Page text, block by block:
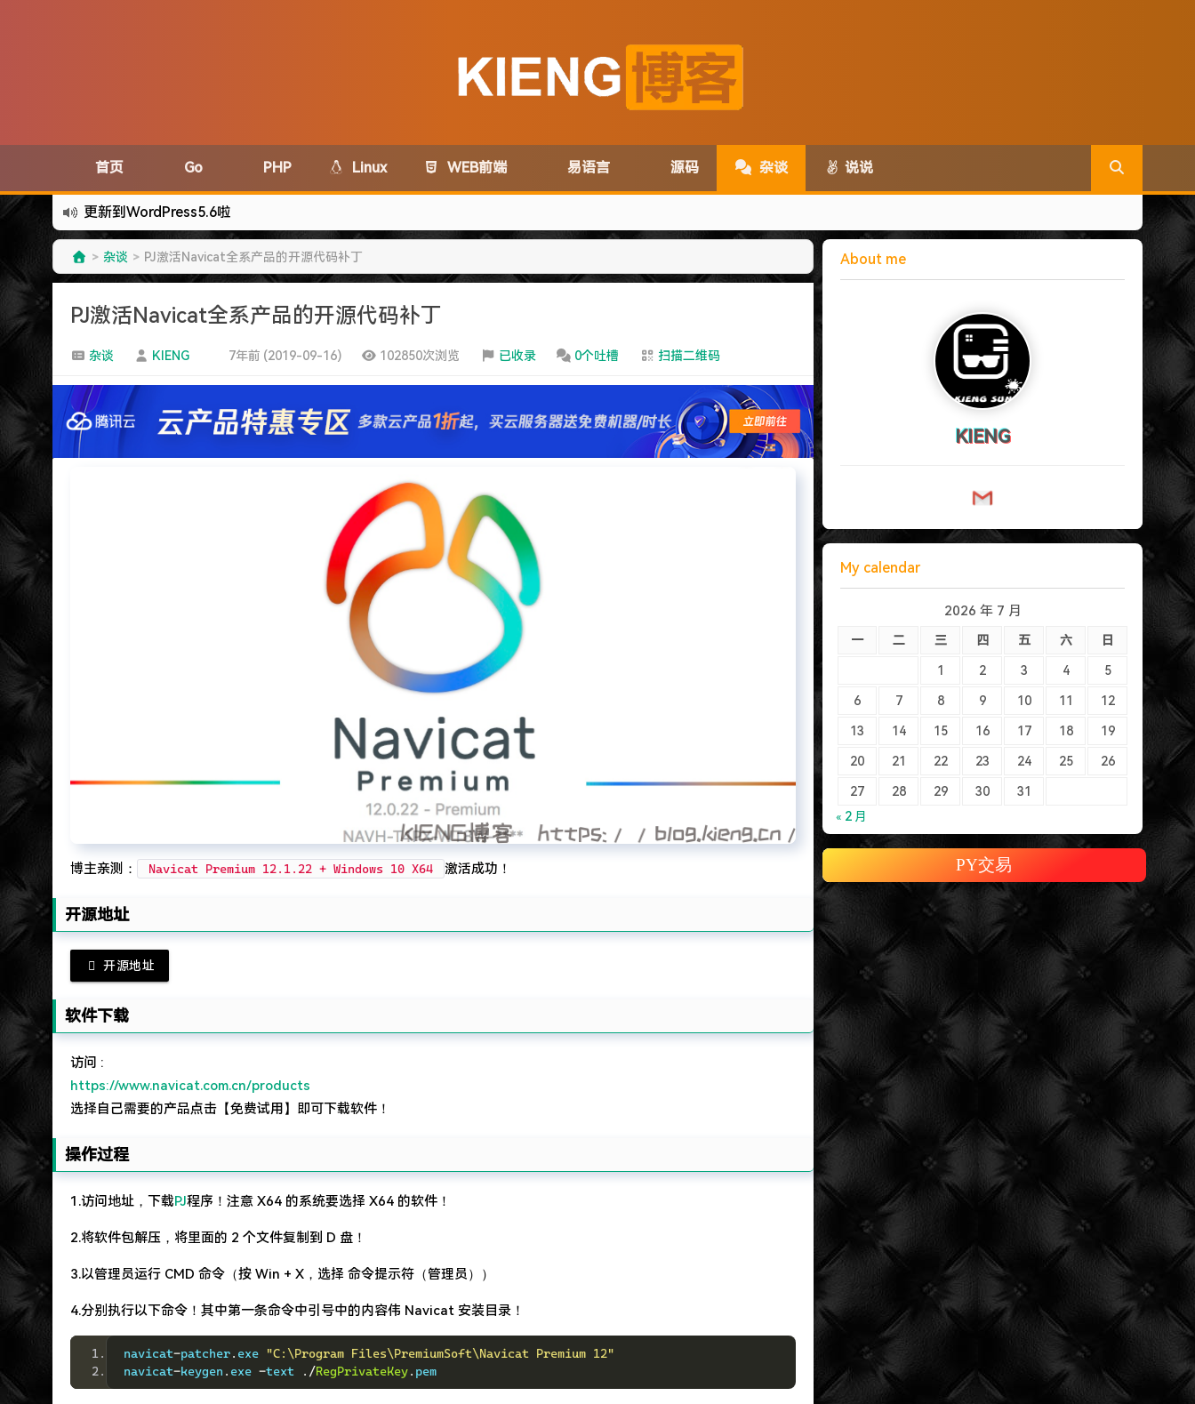
首页 Go PHP Linux WEB前端 易语言 源码 杂谈 说说
有点伤心了,今年净遇到王某海这种人.
难啊难...
七牛的JS SDK 的文档真坑啊.
好气啊~原来使用的CDN服务商莫名其妙的给我服务取消了~
遇见一个沙雕汽车人.
特么的.电脑风扇坏了.快递还全部停发.太难了...求求了.疫情赶紧走吧.
难啊难!要钱难!
> 杂谈 > PJ激活Navicat全系产品的开源代码补丁
PJ激活Navicat全系产品的开源代码补丁
杂谈 KIENG 7年前 (2019-09-16) 102850次浏览 已收录 0个吐槽 扫描二维码
博主亲测： Navicat Premium 12.1.22 + Windows 10 X64 激活成功！
开源地址
开源地址
软件下载
访问 :
https://www.navicat.com.cn/products
选择自己需要的产品点击【免费试用】即可下载软件！
操作过程
1.访问地址，下载PJ程序！注意 X64 的系统要选择 X64 的软件！
2.将软件包解压，将里面的 2 个文件复制到 D 盘！
3.以管理员运行 CMD 命令（按 Win + X，选择 命令提示符（管理员））
4.分别执行以下命令！其中第一条命令中引号中的内容伟 Navicat 安装目录！
navicat-patcher. exe
"C:\Program Files\PremiumSoft\Navicat Premium 12"
navicat-keygen . exe -text ./RegPrivateKey. pem
About me
KIENG
My calendar
2026 年 7 月
一 二 三 四 五 六 日
1 2 3 4 5
6 7 8 9 10 11 12
13 14 15 16 17 18 19
20 21 22 23 24 25 26
27 28 29 30
31
« 2 月
PY交易